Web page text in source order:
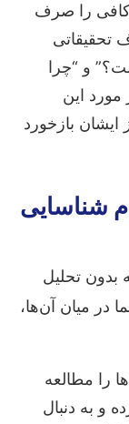
را صرف
تحقیقاتی
و “چرا
مورد این
بازخورد
شناسایی
تحلیل
در میان آن‌ها،
را مطالعه
و به دنبال